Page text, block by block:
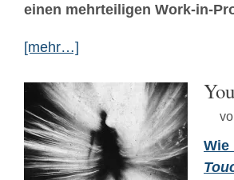
einen mehrteiligen Work-in-
[mehr…]